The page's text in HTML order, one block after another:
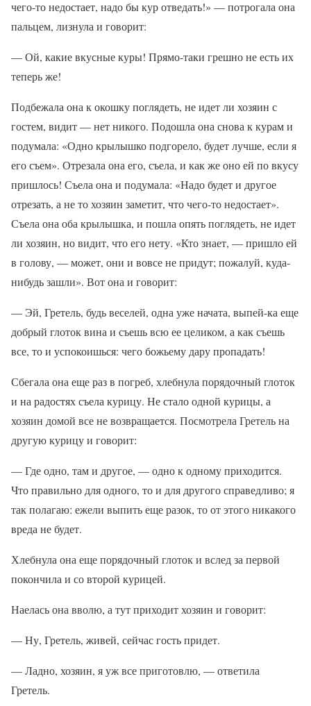
чего-то недостает, надо бы кур отведать!» — потрогала она
пальцем, лизнула и говорит:
— Ой, какие вкусные куры! Прямо-таки грешно не есть их
теперь же!
Подбежала она к окошку поглядеть, не идет ли хозяин с
гостем, видит — нет никого. Подошла она снова к курам и
подумала: «Одно крылышко подгорело, будет лучше, если я
его съем». Отрезала она его, съела, и как же оно ей по вкусу
пришлось! Съела она и подумала: «Надо будет и другое
отрезать, а не то хозяин заметит, что чего-то недостает».
Съела она оба крылышка, и пошла опять поглядеть, не идет
ли хозяин, но видит, что его нету. «Кто знает, — пришло ей
в голову, — может, они и вовсе не придут; пожалуй, куда-
нибудь зашли». Вот она и говорит:
— Эй, Гретель, будь веселей, одна уже начата, выпей-ка еще
добрый глоток вина и съешь всю ее целиком, а как съешь
все, то и успокоишься: чего божьему дару пропадать!
Сбегала она еще раз в погреб, хлебнула порядочный глоток
и на радостях съела курицу. Не стало одной курицы, а
хозяин домой все не возвращается. Посмотрела Гретель на
другую курицу и говорит:
— Где одно, там и другое, — одно к одному приходится.
Что правильно для одного, то и для другого справедливо; я
так полагаю: ежели выпить еще разок, то от этого никакого
вреда не будет.
Хлебнула она еще порядочный глоток и вслед за первой
покончила и со второй курицей.
Наелась она вволю, а тут приходит хозяин и говорит:
— Ну, Гретель, живей, сейчас гость придет.
— Ладно, хозяин, я уж все приготовлю, — ответила
Гретель.